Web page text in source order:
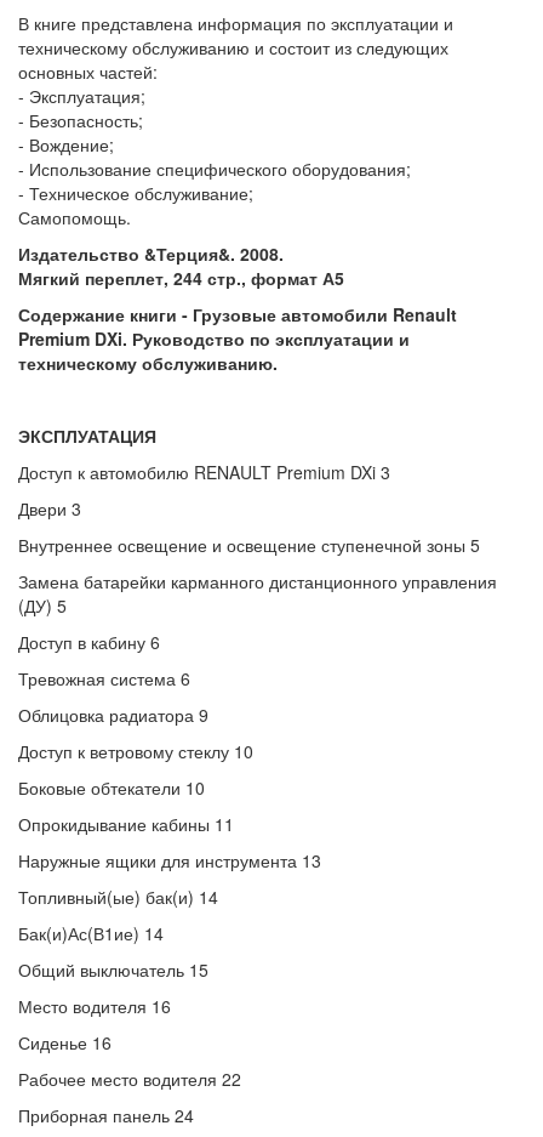
В книге представлена информация по эксплуатации и
техническому обслуживанию и состоит из следующих
основных частей:
- Эксплуатация;
- Безопасность;
- Вождение;
- Использование специфического оборудования;
- Техническое обслуживание;
Самопомощь.
Издательство &Терция&. 2008.
Мягкий переплет, 244 стр., формат А5
Содержание книги - Грузовые автомобили Renault
Premium DXi. Руководство по эксплуатации и
техническому обслуживанию.
ЭКСПЛУАТАЦИЯ
Доступ к автомобилю RENAULT Premium DXi 3
Двери 3
Внутреннее освещение и освещение ступенечной зоны 5
Замена батарейки карманного дистанционного управления
(ДУ) 5
Доступ в кабину 6
Тревожная система 6
Облицовка радиатора 9
Доступ к ветровому стеклу 10
Боковые обтекатели 10
Опрокидывание кабины 11
Наружные ящики для инструмента 13
Топливный(ые) бак(и) 14
Бак(и)Ас(В1ие) 14
Общий выключатель 15
Место водителя 16
Сиденье 16
Рабочее место водителя 22
Приборная панель 24